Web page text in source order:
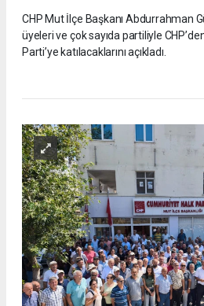
CHP Mut İlçe Başkanı Abdurrahman
üyeleri ve çok sayıda partiliyle
Parti’ye katılacaklarını açıkladı.